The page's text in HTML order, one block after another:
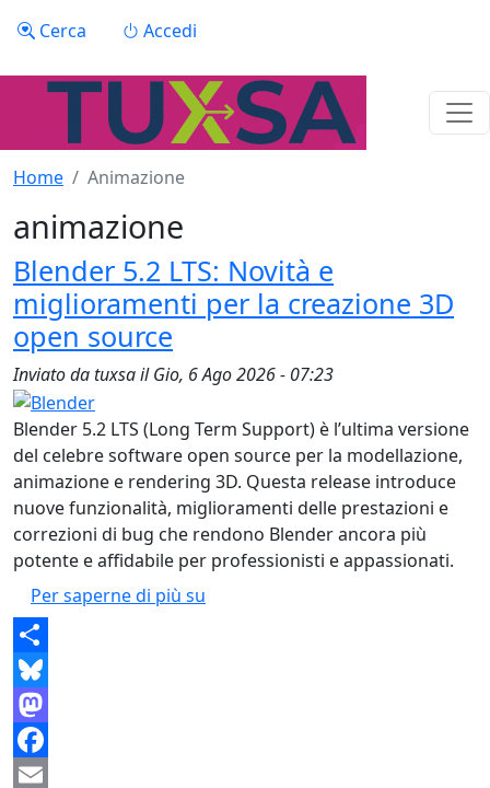
Menu profilo utente
Cerca Accedi
Home Animazione
animazione
Blender 5.2 LTS: Novità e
miglioramenti per la creazione 3D
open source
Inviato datuxsailGio, 6 Ago 2026 - 07:23
Blender 5.2 LTS (Long Term Support) è l’ultima versione
del celebre software open source per la modellazione,
animazione e rendering 3D. Questa release introduce
nuove funzionalità, miglioramenti delle prestazioni e
correzioni di bug che rendono Blender ancora più
potente e affidabile per professionisti e appassionati.
Per saperne di più su
Share
Bluesky
Mastodon
Facebook